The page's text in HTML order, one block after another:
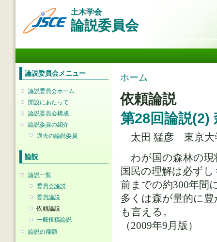
土木学会
論説委員会
論説委員会メニュー
論説委員会ホーム
開設にあたって
論説委員会構成
論説委員の紹介
過去の論説委員
論説
論説一覧
委員会論説
委員論説
依頼論説
一般投稿論説
論説の種類
現在地
ホーム
依頼論説
第28回論説(2)
太田 猛彦 東京大
わが国の森林の現
国民の理解は必ず
前までの約300年間
多くは森が量的に
も言える。
（2009年9月版）